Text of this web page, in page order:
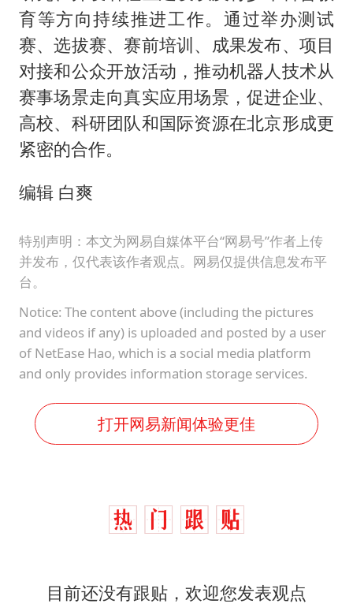
育等方向持续推进工作。通过举办测试
赛、选拔赛、赛前培训、成果发布、项目
对接和公众开放活动，推动机器人技术从
赛事场景走向真实应用场景，促进企业、
高校、科研团队和国际资源在北京形成更
紧密的合作。
编辑 白爽
特别声明：本文为网易自媒体平台“网易号”作者上传
并发布，仅代表该作者观点。网易仅提供信息发布平
台。
Notice: The content above (including the pictures
and videos if any) is uploaded and posted by a user
of NetEase Hao, which is a social media platform
and only provides information storage services.
打开网易新闻体验更佳
目前还没有跟贴，欢迎您发表观点